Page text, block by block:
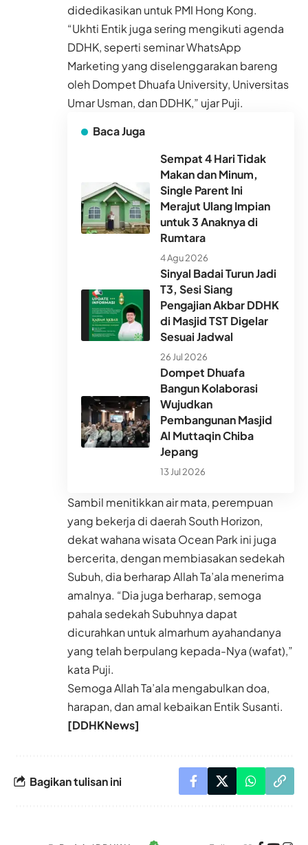
didedikasikan untuk PMI Hong Kong.
“Ukhti Entik juga sering mengikuti agenda
DDHK, seperti seminar WhatsApp
Marketing yang diselenggarakan bareng
oleh Dompet Dhuafa University, Universitas
Umar Usman, dan DDHK,” ujar Puji.
Baca Juga
Sempat 4 Hari Tidak
Makan dan Minum,
Single Parent Ini
Merajut Ulang Impian
untuk 3 Anaknya di
Rumtara
4 Agu 2026
Sinyal Badai Turun Jadi
T3, Sesi Siang
Pengajian Akbar DDHK
di Masjid TST Digelar
Sesuai Jadwal
26 Jul 2026
Dompet Dhuafa
Bangun Kolaborasi
Wujudkan
Pembangunan Masjid
Al Muttaqin Chiba
Jepang
13 Jul 2026
Sambil menitikkan air mata, perempuan
yang bekerja di daerah South Horizon,
dekat wahana wisata Ocean Park ini juga
bercerita, dengan membiasakan sedekah
Subuh, dia berharap Allah Ta’ala menerima
amalnya. “Dia juga berharap, semoga
pahala sedekah Subuhnya dapat
dicurahkan untuk almarhum ayahandanya
yang telah berpulang kepada-Nya (wafat),”
kata Puji.
Semoga Allah Ta’ala mengabulkan doa,
harapan, dan amal kebaikan Entik Susanti.
[DDHKNews]
Bagikan tulisan ini